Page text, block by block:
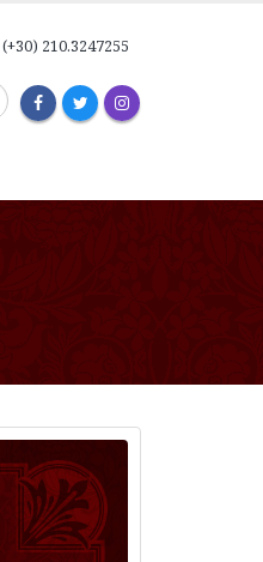
(+30) 210.3247255